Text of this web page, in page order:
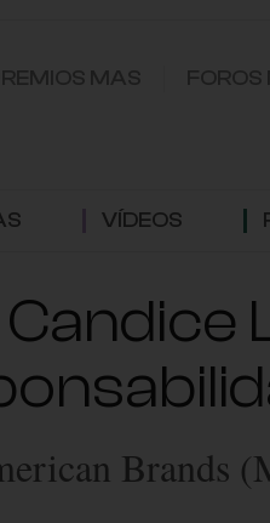
VÍDEOS
Brands